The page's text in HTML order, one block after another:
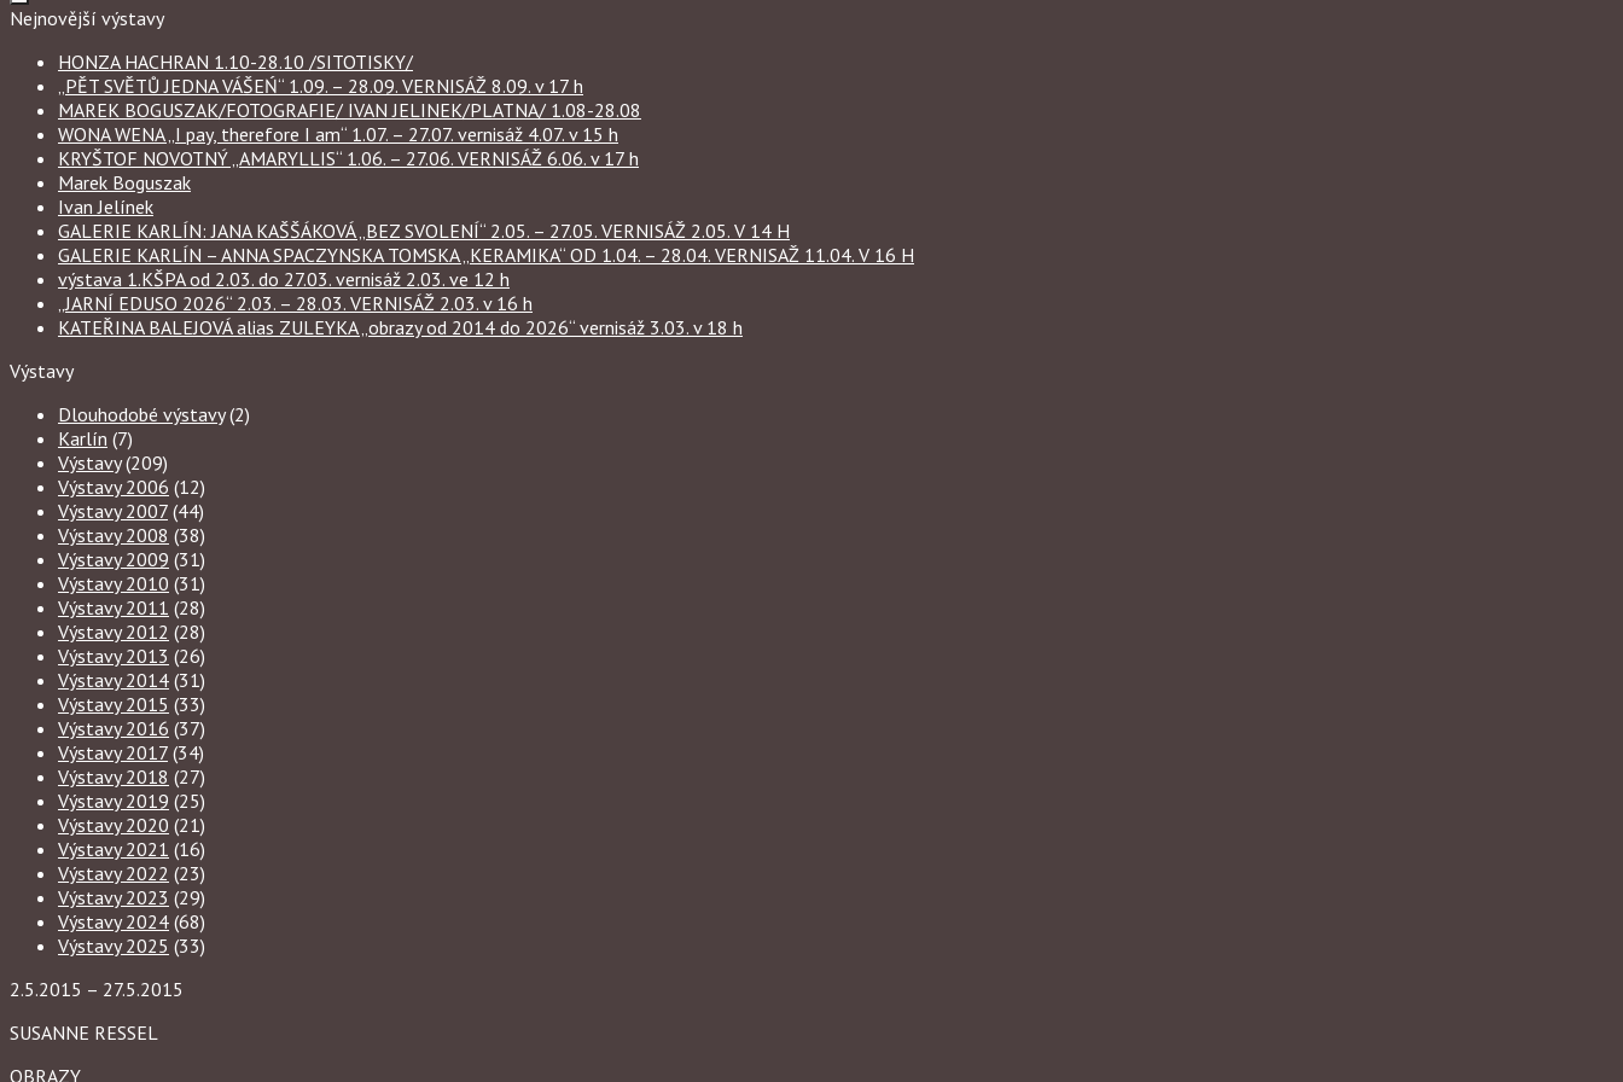
Nejnovější výstavy
HONZA HACHRAN 1.10-28.10 /SITOTISKY/
„PĚT SVĚTŮ JEDNA VÁŠEŃ“ 1.09. – 28.09. VERNISÁŽ 8.09. v 17 h
MAREK BOGUSZAK/FOTOGRAFIE/ IVAN JELINEK/PLATNA/ 1.08-28.08
WONA WENA „I pay, therefore I am“ 1.07. – 27.07. vernisáž 4.07. v 15 h
KRYŠTOF NOVOTNÝ „AMARYLLIS“ 1.06. – 27.06. VERNISÁŽ 6.06. v 17 h
Marek Boguszak
Ivan Jelínek
GALERIE KARLÍN: JANA KAŠŠÁKOVÁ „BEZ SVOLENÍ“ 2.05. – 27.05. VERNISÁŽ 2.05. V 14 H
GALERIE KARLÍN – ANNA SPACZYNSKA TOMSKA „KERAMIKA“ OD 1.04. – 28.04. VERNISAŽ 11.04. V 16 H
výstava 1.KŠPA od 2.03. do 27.03. vernisáž 2.03. ve 12 h
„JARNÍ EDUSO 2026“ 2.03. – 28.03. VERNISÁŽ 2.03. v 16 h
KATEŘINA BALEJOVÁ alias ZULEYKA „obrazy od 2014 do 2026“ vernisáž 3.03. v 18 h
Výstavy
Dlouhodobé výstavy(2)
Karlín (7)
Výstavy(209)
Výstavy 2006 (12)
Výstavy 2007 (44)
Výstavy 2008 (38)
Výstavy 2009 (31)
Výstavy 2010 (31)
Výstavy 2011 (28)
Výstavy 2012 (28)
Výstavy 2013 (26)
Výstavy 2014 (31)
Výstavy 2015 (33)
Výstavy 2016 (37)
Výstavy 2017 (34)
Výstavy 2018 (27)
Výstavy 2019 (25)
Výstavy 2020 (21)
Výstavy 2021 (16)
Výstavy 2022 (23)
Výstavy 2023 (29)
Výstavy 2024 (68)
Výstavy 2025 (33)
2.5.2015 – 27.5.2015
SUSANNE RESSEL
OBRAZY